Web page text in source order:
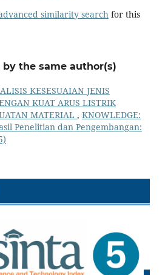
similarity search for this
the same author(s)
KESESUAIAN JENIS
KUAT ARUS LISTRIK
MATERIAL , KNOWLEDGE:
Penelitian dan Pengembangan: